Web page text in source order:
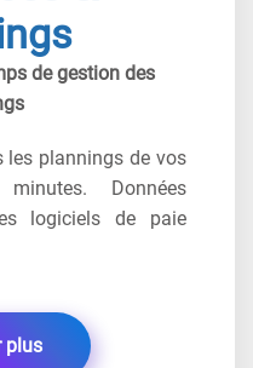
de gestion des
les plannings de vos
Données
logiciels de paie
plus